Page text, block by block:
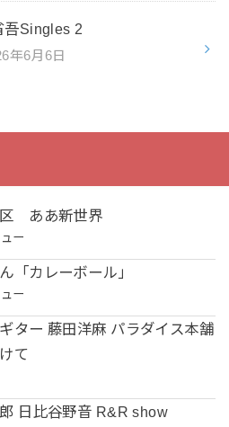
吾Singles 2
年6月6日
ああ新世界
ー
「カレーボール」
ー
ター 藤田洋麻 パラダイス本舗
て
日比谷野音 R&R show